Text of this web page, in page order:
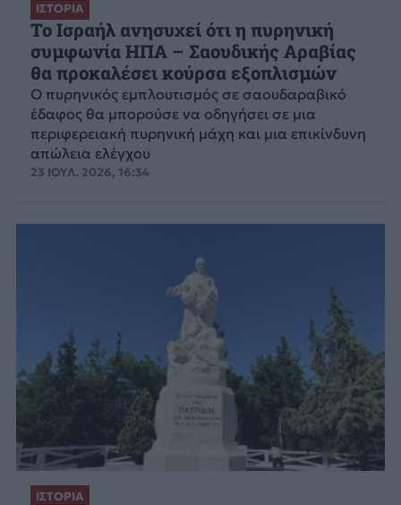
ΙΣΤΟΡΙΑ
Το Ισραήλ ανησυχεί ότι η πυρηνική
συμφωνία ΗΠΑ – Σαουδικής Αραβίας
θα προκαλέσει κούρσα εξοπλισμών
Ο πυρηνικός εμπλουτισμός σε σαουδαραβικό
έδαφος θα μπορούσε να οδηγήσει σε μια
περιφερειακή πυρηνική μάχη και μια επικίνδυνη
απώλεια ελέγχου
23 ΙΟΥΛ. 2026, 16:34
ΙΣΤΟΡΙΑ